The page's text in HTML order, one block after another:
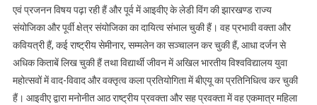
एवं प्रजनन विषय पढ़ा रही हैं और पूर्व में आइवीए के लेडी विंग की झारखण्ड राज्य
संयोजिका और पूर्वी क्षेत्र संयोजिका का दायित्व संभाल चुकी हैं। वह प्रभावी वक्ता और
कवियत्री हैं, कई राष्ट्रीय सेमीनार, सम्मलेन का सञ्चालन कर चुकी हैं, आधा दर्जन से
अधिक किताबें लिख चुकी हैं तथा विद्यार्थी जीवन में अखिल भारतीय विश्वविद्यालय युवा
महोत्सवों में वाद-विवाद और वक्तृत्व कला प्रतियोगिता में बीएयू का प्रतिनिधित्व कर चुकी
हैं। आइवीए द्वारा मनोनीत आठ राष्ट्रीय प्रवक्ता और सह प्रवक्ता में वह एकमात्र महिला